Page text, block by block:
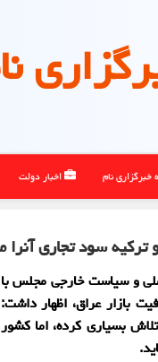
خبرگزاری نام اخبار دولت
تركیه سود تجاری آنرا
و سیاست خارجی مجلس با
بازار عراق، اظهار داشت:
بسیاری كرده، اما كشور